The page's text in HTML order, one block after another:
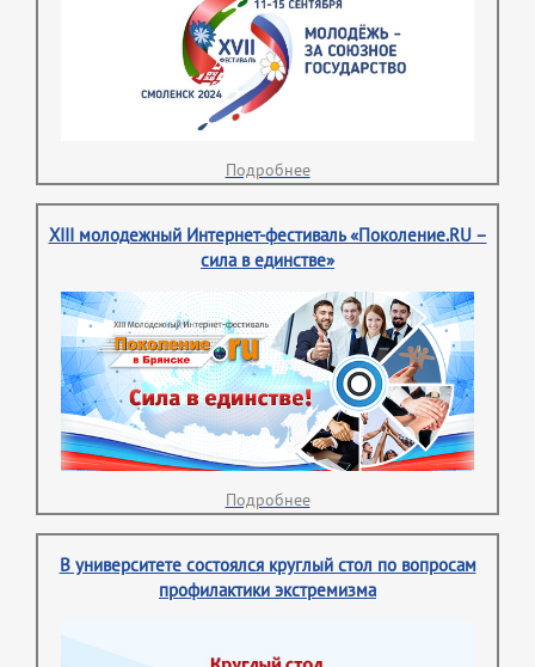
Подробнее
XIII молодежный Интернет-фестиваль «Поколение.RU –
сила в единстве»
Подробнее
В университете состоялся круглый стол по вопросам
профилактики экстремизма